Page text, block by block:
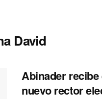
David
Abinader recibe
nuevo rector